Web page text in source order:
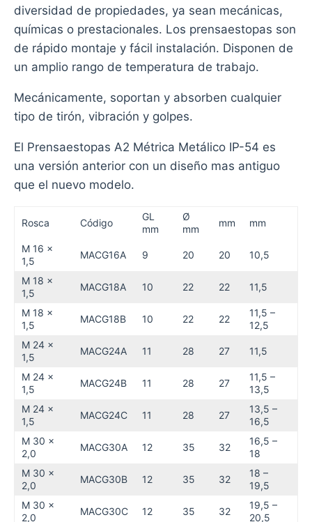
diversidad de propiedades, ya sean mecánicas,
químicas o prestacionales. Los prensaestopas son
de rápido montaje y fácil instalación. Disponen de
un amplio rango de temperatura de trabajo.
Mecánicamente, soportan y absorben cualquier
tipo de tirón, vibración y golpes.
El Prensaestopas A2 Métrica Metálico IP-54 es
una versión anterior con un diseño mas antiguo
que el nuevo modelo.
Rosca Código
GL
mm
Ø
mm
mm mm
M 16 x
1,5
MACG16A 9 20 20 10,5
M 18 x
1,5
MACG18A 10 22 22 11,5
M 18 x
1,5
MACG18B 10 22 22
11,5 –
12,5
M 24 x
1,5
MACG24A 11 28 27 11,5
M 24 x
1,5
MACG24B 11 28 27
11,5 –
13,5
M 24 x
1,5
MACG24C 11 28 27
13,5 –
16,5
M 30 x
2,0
MACG30A 12 35 32
16,5 –
18
M 30 x
2,0
MACG30B 12 35 32
18 –
19,5
M 30 x
2,0
MACG30C 12 35 32
19,5 –
20,5